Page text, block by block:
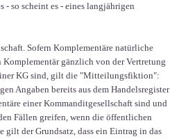
- so scheint es - eines langjährigen
Sofern Komplementäre natürliche
Komplementär gänzlich von der Vertretung
KG sind, gilt die "Mitteilungsfiktion":
Angaben bereits aus dem Handelsregister
einer Kommanditgesellschaft sind und
Fällen greifen, wenn die öffentlichen
der Grundsatz, dass ein Eintrag in das